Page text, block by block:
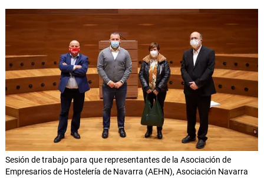
Sesión de trabajo para que representantes de la Asociación de
Empresarios de Hostelería de Navarra (AEHN), Asociación Navarra